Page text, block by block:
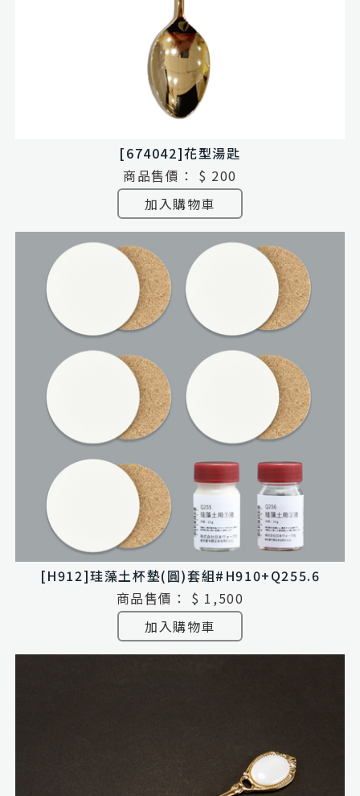
[674042]花型湯匙
商品售價：
$ 200
加入購物車
[H912]珪藻土杯墊(圓)套組#H910+Q255.6
商品售價：
$ 1,500
加入購物車